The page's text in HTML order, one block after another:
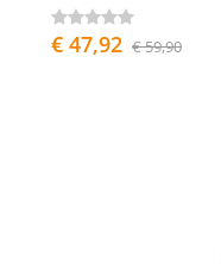
€ 47,92 € 59,90